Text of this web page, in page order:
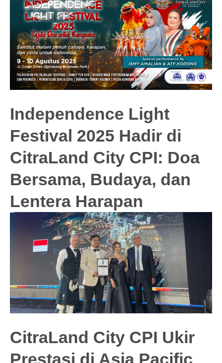
Independence Light
Festival 2025 Hadir di
CitraLand City CPI: Doa
Bersama, Budaya, dan
Lentera Harapan
CitraLand City CPI Ukir
Prestasi di Asia Pacific